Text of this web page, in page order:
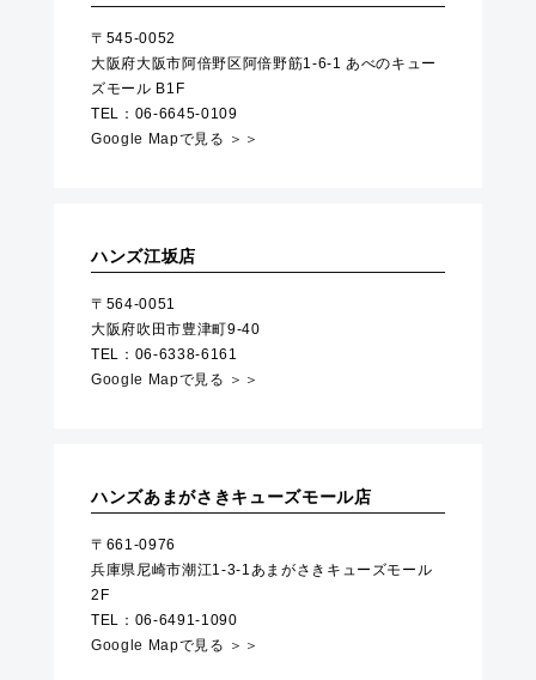
〒545-0052
大阪府大阪市阿倍野区阿倍野筋1-6-1 あべのキュー
ズモール B1F
TEL：06-6645-0109
Google Mapで見る ＞＞
ハンズ江坂店
〒564-0051
大阪府吹田市豊津町9-40
TEL：06-6338-6161
Google Mapで見る ＞＞
ハンズあまがさきキューズモール店
〒661-0976
兵庫県尼崎市潮江1-3-1あまがさきキューズモール
2F
TEL：06-6491-1090
Google Mapで見る ＞＞